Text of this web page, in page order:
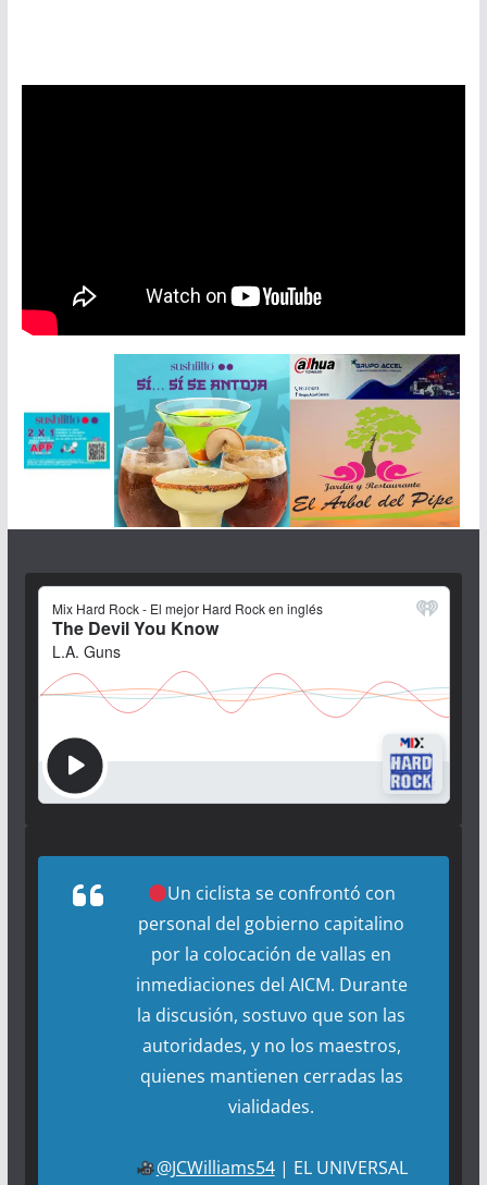
Un ciclista se confrontó con
personal del gobierno capitalino
por la colocación de vallas en
inmediaciones del AICM. Durante
la discusión, sostuvo que son las
autoridades, y no los maestros,
quienes mantienen cerradas las
vialidades.
@JCWilliams54| EL UNIVERSAL